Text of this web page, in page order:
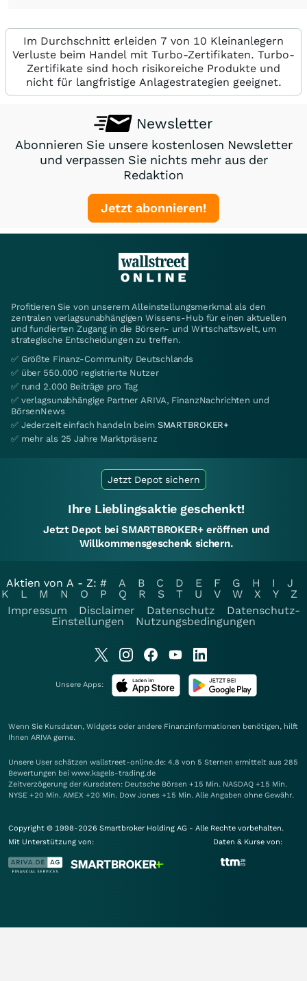
Im Durchschnitt erleiden 7 von 10 Kleinanlegern
Verluste beim Handel mit Turbo-Zertifikaten. Turbo-
Zertifikate sind hoch risikoreiche Produkte und
nicht für langfristige Anlagestrategien geeignet.
Newsletter
Abonnieren Sie unsere kostenlosen Newsletter
und verpassen Sie nichts mehr aus der
Redaktion
Jetzt abonnieren!
Profitieren Sie von unserem Alleinstellungsmerkmal als den
zentralen verlagsunabhängigen Wissens-Hub für einen aktuellen
und fundierten Zugang in die Börsen- und Wirtschaftswelt, um
strategische Entscheidungen zu treffen.
✅ Größte Finanz-Community Deutschlands
✅ über 550.000 registrierte Nutzer
✅ rund 2.000 Beiträge pro Tag
✅ verlagsunabhängige Partner ARIVA, FinanzNachrichten und
BörsenNews
✅ Jederzeit einfach handeln beim SMARTBROKER+
✅ mehr als 25 Jahre Marktpräsenz
Jetzt Depot sichern
Ihre Lieblingsaktie geschenkt!
Jetzt Depot bei SMARTBROKER+ eröffnen und
Willkommensgeschenk sichern.
Aktien von A - Z: # A B C D E F G H I
J
K
L M N O P Q R S T U V W X Y
Z
Impressum
Disclaimer Datenschutz
Datenschutz-
Einstellungen
Nutzungsbedingungen
Unsere Apps:
Wenn Sie Kursdaten, Widgets oder andere Finanzinformationen benötigen, hilft
Ihnen ARIVA gerne.
Unsere User schätzen wallstreet-online.de: 4.8 von 5 Sternen ermittelt aus 285
Bewertungen bei www.kagels-trading.de
Zeitverzögerung der Kursdaten: Deutsche Börsen +15 Min. NASDAQ +15 Min.
NYSE +20 Min. AMEX +20 Min. Dow Jones +15 Min. Alle Angaben ohne Gewähr.
Copyright © 1998-2026 Smartbroker Holding AG - Alle Rechte vorbehalten.
Mit Unterstützung von:
Daten & Kurse von: